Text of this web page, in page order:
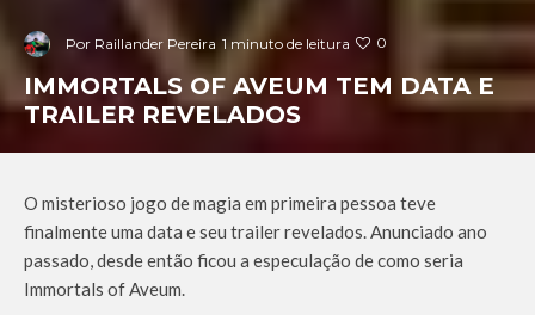
Por Raillander Pereira 1 minuto de leitura 0
IMMORTALS OF AVEUM TEM DATA E
TRAILER REVELADOS
O misterioso jogo de magia em primeira pessoa teve
finalmente uma data e seu trailer revelados. Anunciado ano
passado, desde então ficou a especulação de como seria
Immortals of Aveum.